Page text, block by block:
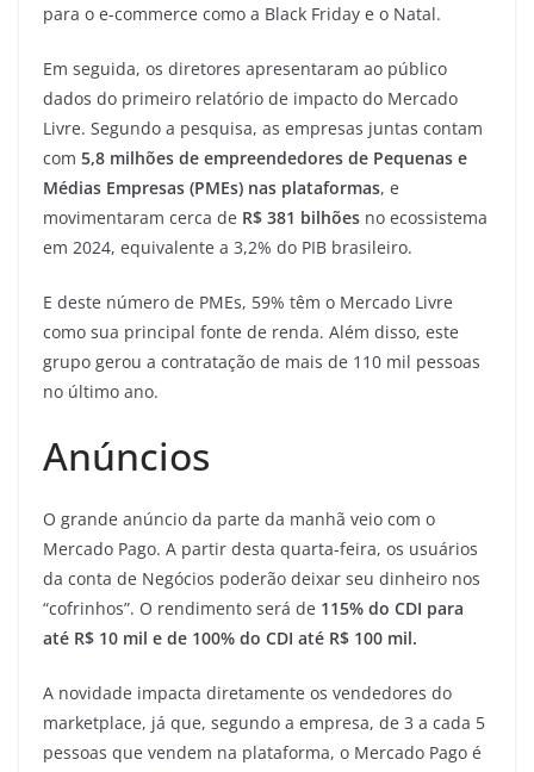
para o e-commerce como a Black Friday e o Natal.
Em seguida, os diretores apresentaram ao público
dados do primeiro relatório de impacto do Mercado
Livre. Segundo a pesquisa, as empresas juntas contam
com 5,8 milhões de empreendedores de Pequenas e
Médias Empresas (PMEs) nas plataformas, e
movimentaram cerca de R$ 381 bilhões no ecossistema
em 2024, equivalente a 3,2% do PIB brasileiro.
E deste número de PMEs, 59% têm o Mercado Livre
como sua principal fonte de renda. Além disso, este
grupo gerou a contratação de mais de 110 mil pessoas
no último ano.
Anúncios
O grande anúncio da parte da manhã veio com o
Mercado Pago. A partir desta quarta-feira, os usuários
da conta de Negócios poderão deixar seu dinheiro nos
“cofrinhos”. O rendimento será de 115% do CDI para
até R$ 10 mil e de 100% do CDI até R$ 100 mil.
A novidade impacta diretamente os vendedores do
marketplace, já que, segundo a empresa, de 3 a cada 5
pessoas que vendem na plataforma, o Mercado Pago é